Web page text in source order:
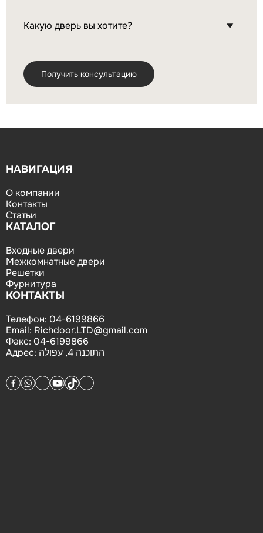
НАВИГАЦИЯ
О компании
Контакты
Статьи
КАТАЛОГ
Входные двери
Межкомнатные двери
Решетки
Фурнитура
КОНТАКТЫ
Телефон: 04-6199866
Email: Richdoor.LTD@gmail.com
Факс: 04-6199866
Адрес:
התוכנה 4, עפולה